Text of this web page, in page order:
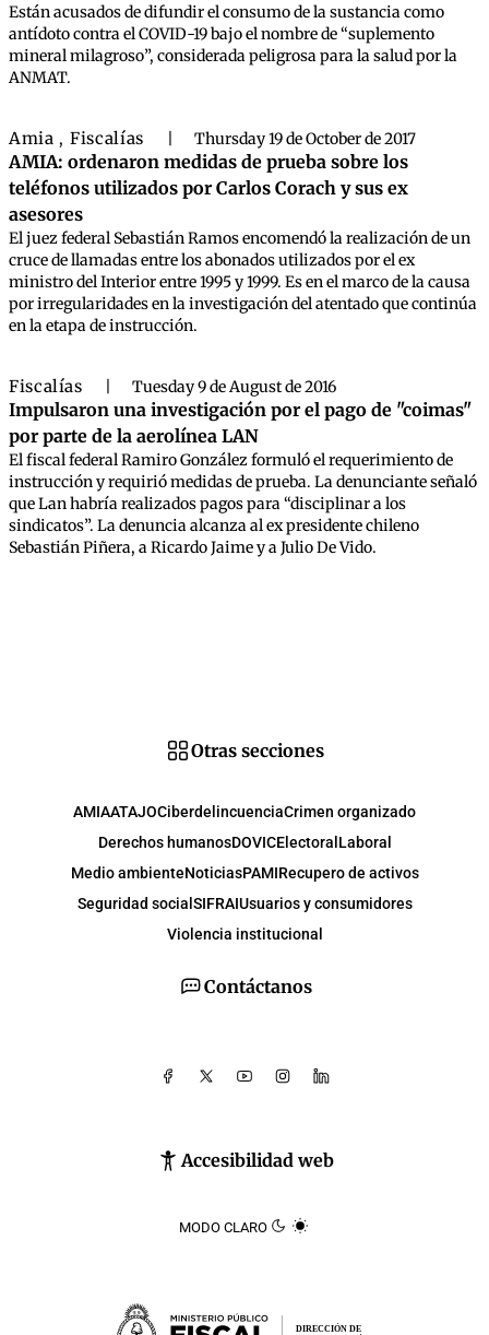
Están acusados de difundir el consumo de la sustancia como
antídoto contra el COVID-19 bajo el nombre de “suplemento
mineral milagroso”, considerada peligrosa para la salud por la
ANMAT.
Amia , Fiscalías Thursday 19 de October de 2017
AMIA: ordenaron medidas de prueba sobre los
teléfonos utilizados por Carlos Corach y sus ex
asesores
El juez federal Sebastián Ramos encomendó la realización de un
cruce de llamadas entre los abonados utilizados por el ex
ministro del Interior entre 1995 y 1999. Es en el marco de la causa
por irregularidades en la investigación del atentado que continúa
en la etapa de instrucción.
Fiscalías Tuesday 9 de August de 2016
Impulsaron una investigación por el pago de "coimas"
por parte de la aerolínea LAN
El fiscal federal Ramiro González formuló el requerimiento de
instrucción y requirió medidas de prueba. La denunciante señaló
que Lan habría realizados pagos para “disciplinar a los
sindicatos”. La denuncia alcanza al ex presidente chileno
Sebastián Piñera, a Ricardo Jaime y a Julio De Vido.
Contáctanos
Accesibilidad web
MODO CLARO
Otras secciones
AMIAATAJOCiberdelincuenciaCrimen organizado
Derechos humanosDOVICElectoral Laboral
Medio ambienteNoticiasPAMIRecupero de activos
Seguridad social SIFRAIUsuarios y consumidores
Violencia institucional
DIRECCIÓN DE